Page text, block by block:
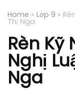
Home » Lớp 9 »
Thị Nga
Rèn Kỹ
Nghị
Nga